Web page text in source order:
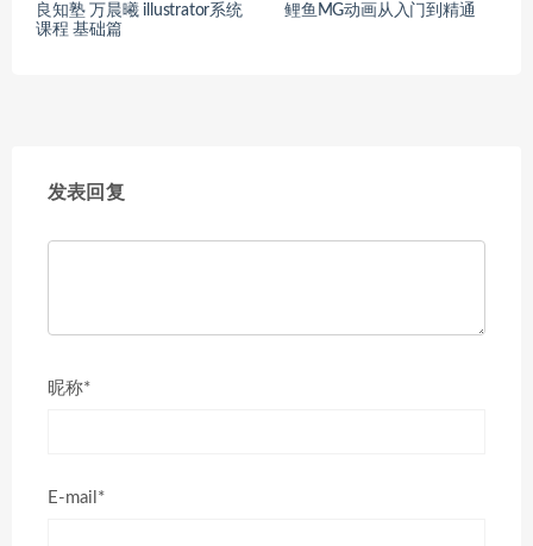
良知塾 万晨曦 illustrator系统
课程 基础篇
鲤鱼MG动画从入门到精通
发表回复
昵称*
E-mail*